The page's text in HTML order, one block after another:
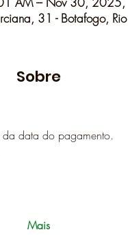
31 - Botafogo,
Sobre
data do pagamento.
Mais